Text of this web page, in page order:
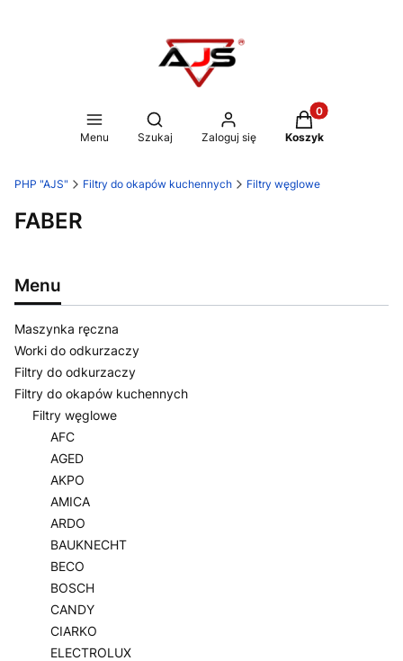
Menu
Otwórz wyszukiwarkę
Szukaj Zaloguj się
Produkty w
Koszyk
PHP "AJS" Filtry do okapów kuchennych Filtry węglowe
FABER
Menu
Maszynka ręczna
Worki do odkurzaczy
Filtry do odkurzaczy
Filtry do okapów kuchennych
Filtry węglowe
AFC
AGED
AKPO
AMICA
ARDO
BAUKNECHT
BECO
BOSCH
CANDY
CIARKO
ELECTROLUX